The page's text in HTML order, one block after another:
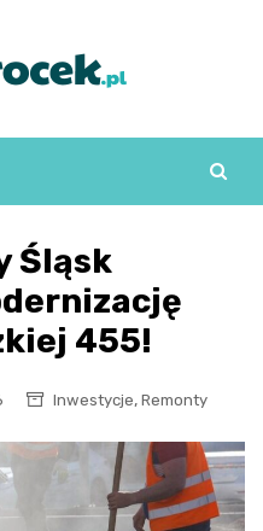
Śląsk
455!
Inwestycje, Remonty